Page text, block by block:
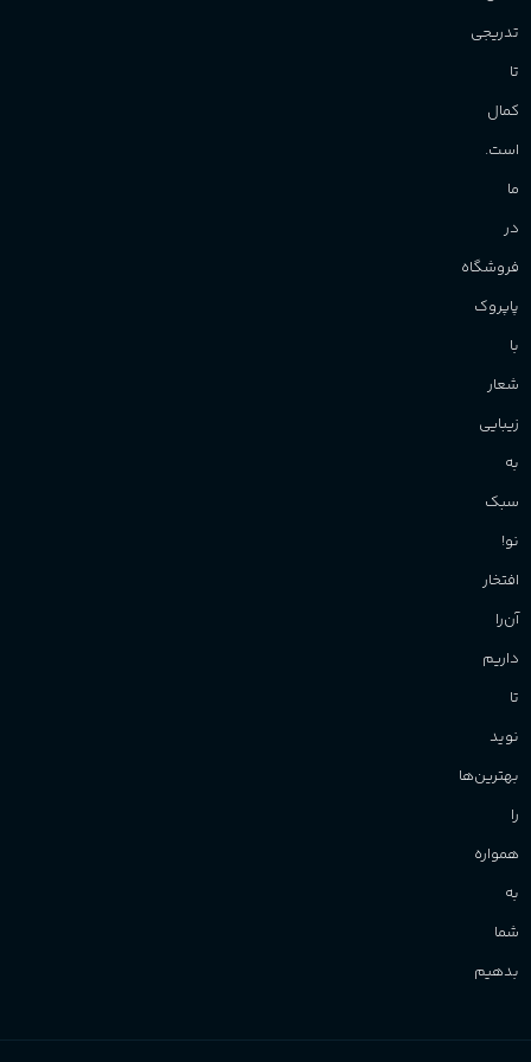
تدریجی
تا
کمال
است.
ما
در
فروشگاه
پاپروک
با
شعار
زیبایی
به
سبک
نو!
افتخار
آن‌را
داریم
تا
نوید
بهترین‌ها
را
همواره
به
شما
بدهیم